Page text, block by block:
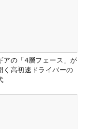
アの「4層フェース」が
く高初速ドライバーの